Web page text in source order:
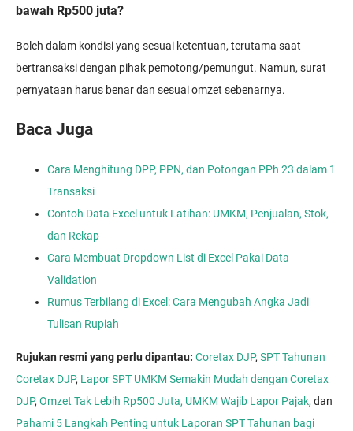
bawah Rp500 juta?
Boleh dalam kondisi yang sesuai ketentuan, terutama saat
bertransaksi dengan pihak pemotong/pemungut. Namun, surat
pernyataan harus benar dan sesuai omzet sebenarnya.
Baca Juga
Cara Menghitung DPP, PPN, dan Potongan PPh 23 dalam 1
Transaksi
Contoh Data Excel untuk Latihan: UMKM, Penjualan, Stok,
dan Rekap
Cara Membuat Dropdown List di Excel Pakai Data
Validation
Rumus Terbilang di Excel: Cara Mengubah Angka Jadi
Tulisan Rupiah
Rujukan resmi yang perlu dipantau: Coretax DJP, SPT Tahunan
Coretax DJP, Lapor SPT UMKM Semakin Mudah dengan Coretax
DJP, Omzet Tak Lebih Rp500 Juta, UMKM Wajib Lapor Pajak, dan
Pahami 5 Langkah Penting untuk Laporan SPT Tahunan bagi